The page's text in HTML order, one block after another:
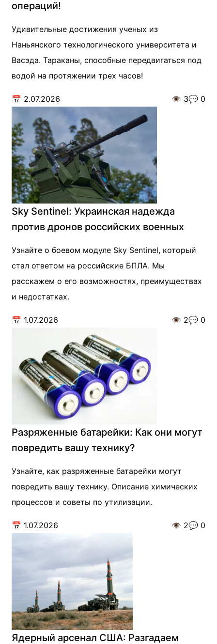
операций!
Удивительные достижения ученых из
Наньянского технологического университета и
Васэда. Тараканы, способные передвигаться под
водой на протяжении трех часов!
📅 2.07.2026 👁️ 3💬 0
Sky Sentinel: Украинская надежда
против дронов российских военных
Узнайте о боевом модуле Sky Sentinel, который
стал ответом на российские БПЛА. Мы
расскажем о его возможностях, преимуществах
и недостатках.
📅 1.07.2026 👁️ 2💬 0
Разряженные батарейки: Как они могут
повредить вашу технику?
Узнайте, как разряженные батарейки могут
повредить вашу технику. Описание химических
процессов и советы по утилизации.
📅 1.07.2026 👁️ 2💬 0
Ядерный арсенал США: Разгадаем